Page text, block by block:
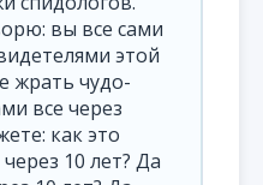
вы все сами
этой
жрать чудо-
все через
как это
10 лет? Да